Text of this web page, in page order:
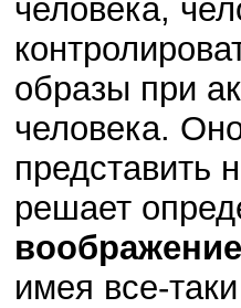
человека,
образы при
человека.
представить
решает
имея все-